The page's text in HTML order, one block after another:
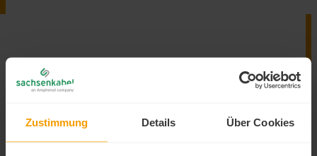
Zustimmung Details Über Cookies
404
Da scheint etwas schief gelaufen zu sein.